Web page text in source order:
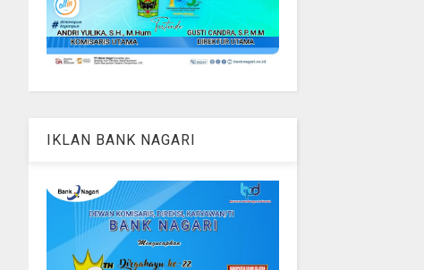
IKLAN BANK NAGARI